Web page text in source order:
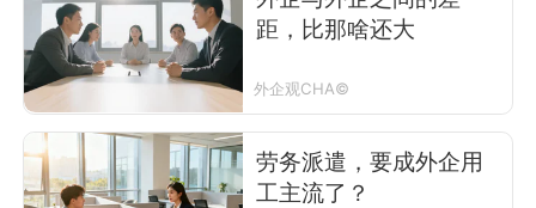
距，比那啥还大
外企观CHA©
劳务派遣，要成外企用
工主流了？